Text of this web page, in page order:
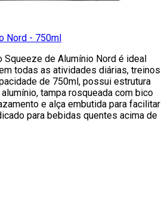
Nord - 750ml
Squeeze de Alumínio Nord é ideal
todas as atividades diárias, treinos
de 750ml, possui estrutura
tampa rosqueada com bico
e alça embutida para facilitar
para bebidas quentes acima de